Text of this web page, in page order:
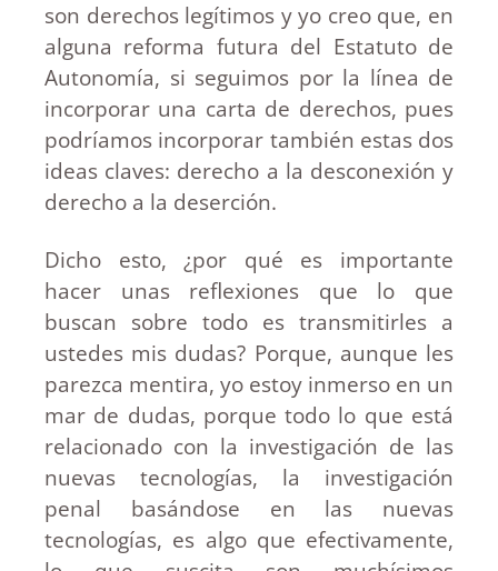
son derechos legítimos y yo creo que, en
alguna reforma futura del Estatuto de
Autonomía, si seguimos por la línea de
incorporar una carta de derechos, pues
podríamos incorporar también estas dos
ideas claves: derecho a la desconexión y
derecho a la deserción.
Dicho esto, ¿por qué es importante
hacer unas reflexiones que lo que
buscan sobre todo es transmitirles a
ustedes mis dudas? Porque, aunque les
parezca mentira, yo estoy inmerso en un
mar de dudas, porque todo lo que está
relacionado con la investigación de las
nuevas tecnologías, la investigación
penal basándose en las nuevas
tecnologías, es algo que efectivamente,